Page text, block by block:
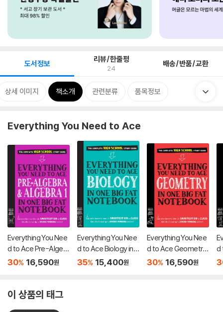
도서정보 리뷰/한줄평
24 배송/반품/교환
상세 이미지 책소개 관련분류 품목정보
Everything You Need to Ace
Everything You Nee
d to Ace Pre-Algebr
a and Algebra I in On
30% 16,590원
Everything You Nee
d to Ace Biology in
One Big Fat Notebo
35% 15,400원
Everything You Nee
d to Ace Geometry i
n One Big Fat Noteb
30% 16,590원
d
n
이 상품의 태그